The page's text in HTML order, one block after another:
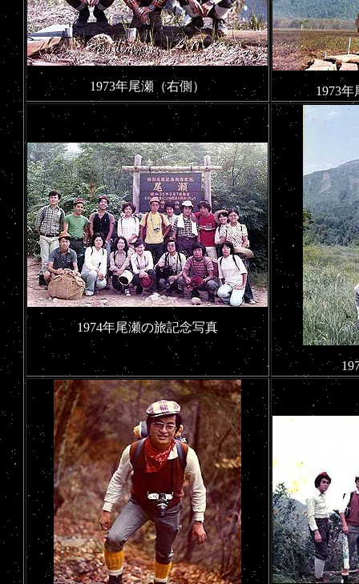
1973年尾瀬（右側） 1973
1974年尾瀬の旅記念写真